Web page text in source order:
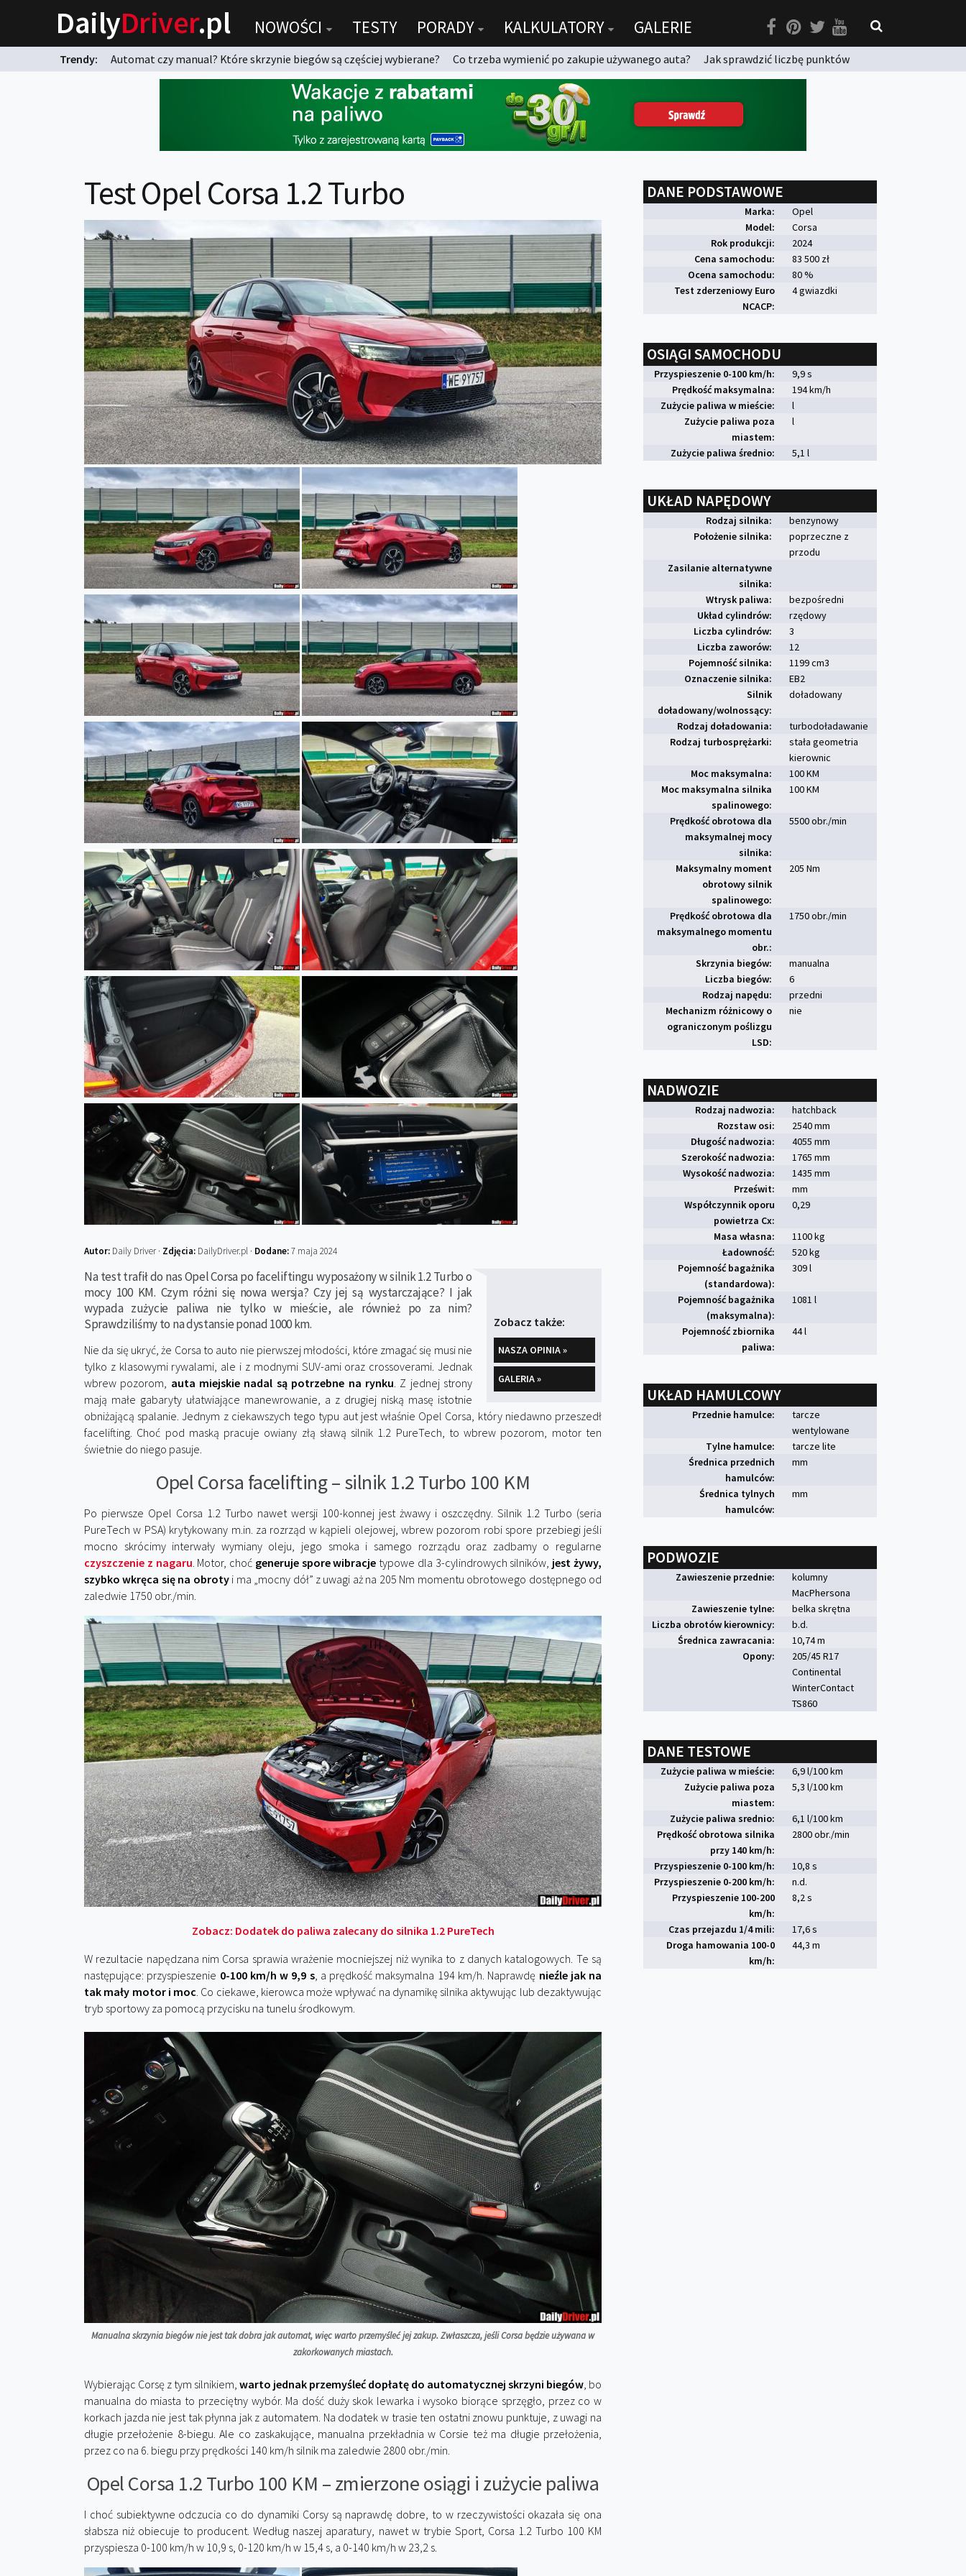
DailyDriver.pl NOWOŚCI TESTY PORADY KALKULATORY GALERIE
Trendy: Automat czy manual? Które skrzynie biegów są częściej wybierane? Co trzeba wymienić po zakupie używanego auta?
Jak sprawdzić liczbę punktów
Test Opel Corsa 1.2 Turbo
Autor: Daily Driver · Zdjęcia: DailyDriver.pl · Dodane:7 maja 2024
Zobacz także:
NASZA OPINIA »
GALERIA »
Na test trafił do nas Opel Corsa po faceliftingu wyposażony w silnik 1.2 Turbo o
mocy 100 KM. Czym różni się nowa wersja? Czy jej są wystarczające? I jak
wypada zużycie paliwa nie tylko w mieście, ale również po za nim?
Sprawdziliśmy to na dystansie ponad 1000 km.
Nie da się ukryć, że Corsa to auto nie pierwszej młodości, które zmagać się musi nie
tylko z klasowymi rywalami, ale i z modnymi SUV-ami oraz crossoverami. Jednak
wbrew pozorom, auta miejskie nadal są potrzebne na rynku. Z jednej strony
mają małe gabaryty ułatwiające manewrowanie, a z drugiej niską masę istotnie
obniżającą spalanie. Jednym z ciekawszych tego typu aut jest właśnie Opel Corsa, który niedawno przeszedł
facelifting. Choć pod maską pracuje owiany złą sławą silnik 1.2 PureTech, to wbrew pozorom, motor ten
świetnie do niego pasuje.
Opel Corsa facelifting – silnik 1.2 Turbo 100 KM
Po pierwsze Opel Corsa 1.2 Turbo nawet wersji 100-konnej jest żwawy i oszczędny. Silnik 1.2 Turbo (seria
PureTech w PSA) krytykowany m.in. za rozrząd w kąpieli olejowej, wbrew pozorom robi spore przebiegi jeśli
mocno skrócimy interwały wymiany oleju, jego smoka i samego rozrządu oraz zadbamy o regularne
czyszczenie z nagaru. Motor, choć generuje spore wibracje typowe dla 3-cylindrowych silników, jest żywy,
szybko wkręca się na obrotyi ma „mocny dół” z uwagi aż na 205 Nm momentu obrotowego dostępnego od
zaledwie 1750 obr./min.
Zobacz: Dodatek do paliwa zalecany do silnika 1.2 PureTech
W rezultacie napędzana nim Corsa sprawia wrażenie mocniejszej niż wynika to z danych katalogowych. Te są
następujące: przyspieszenie 0-100 km/h w 9,9 s, a prędkość maksymalna 194 km/h. Naprawdę nieźle jak na
tak mały motor i moc. Co ciekawe, kierowca może wpływać na dynamikę silnika aktywując lub dezaktywując
tryb sportowy za pomocą przycisku na tunelu środkowym.
Manualna skrzynia biegów nie jest tak dobra jak automat, więc warto przemyśleć jej zakup. Zwłaszcza, jeśli Corsa będzie używana w
zakorkowanych miastach.
Wybierając Corsę z tym silnikiem, warto jednak przemyśleć dopłatę do automatycznej skrzyni biegów, bo
manualna do miasta to przeciętny wybór. Ma dość duży skok lewarka i wysoko biorące sprzęgło, przez co w
korkach jazda nie jest tak płynna jak z automatem. Na dodatek w trasie ten ostatni znowu punktuje, z uwagi na
długie przełożenie 8-biegu. Ale co zaskakujące, manualna przekładnia w Corsie też ma długie przełożenia,
przez co na 6. biegu przy prędkości 140 km/h silnik ma zaledwie 2800 obr./min.
Opel Corsa 1.2 Turbo 100 KM – zmierzone osiągi i zużycie paliwa
I choć subiektywne odczucia co do dynamiki Corsy są naprawdę dobre, to w rzeczywistości okazała się ona
słabsza niż obiecuje to producent. Według naszej aparatury, nawet w trybie Sport, Corsa 1.2 Turbo 100 KM
przyspiesza 0-100 km/h w 10,9 s, 0-120 km/h w 15,4 s, a 0-140 km/h w 23,2 s.
DANE PODSTAWOWE
Marka:
Opel
Model:
Corsa
Rok produkcji:
2024
Cena samochodu:
83 500 zł
Ocena samochodu:
80 %
Test zderzeniowy Euro
NCACP:
4 gwiazdki
OSIĄGI SAMOCHODU
Przyspieszenie 0-100 km/h:
9,9 s
Prędkość maksymalna:
194 km/h
Zużycie paliwa w mieście:
l
Zużycie paliwa poza
miastem:
l
Zużycie paliwa średnio: 5,1 l
UKŁAD NAPĘDOWY
Rodzaj silnika:
benzynowy
Położenie silnika:
poprzeczne z
przodu
Zasilanie alternatywne
silnika:
Wtrysk paliwa:
bezpośredni
Układ cylindrów:
rzędowy
Liczba cylindrów:
3
Liczba zaworów:
12
Pojemność silnika:
1199 cm3
Oznaczenie silnika:
EB2
Silnik
doładowany/wolnossący:
doładowany
Rodzaj doładowania:
turbodoładawanie
Rodzaj turbosprężarki:
stała geometria
kierownic
Moc maksymalna:
100 KM
Moc maksymalna silnika
spalinowego:
100 KM
Prędkość obrotowa dla
maksymalnej mocy
silnika:
5500 obr./min
Maksymalny moment
obrotowy silnik
spalinowego:
205 Nm
Prędkość obrotowa dla
maksymalnego momentu
obr.:
1750 obr./min
Skrzynia biegów:
manualna
Liczba biegów:
6
Rodzaj napędu:
przedni
Mechanizm różnicowy o
ograniczonym poślizgu
LSD:
nie
NADWOZIE
Rodzaj nadwozia:
hatchback
Rozstaw osi:
2540 mm
Długość nadwozia:
4055 mm
Szerokość nadwozia:
1765 mm
Wysokość nadwozia:
1435 mm
Prześwit:
mm
Współczynnik oporu
powietrza Cx:
0,29
Masa własna:
1100 kg
Ładowność:
520 kg
Pojemność bagażnika
(standardowa):
309 l
Pojemność bagażnika
(maksymalna):
1081 l
Pojemność zbiornika
paliwa:
44 l
UKŁAD HAMULCOWY
Przednie hamulce:
tarcze
wentylowane
Tylne hamulce:
tarcze lite
Średnica przednich
hamulców:
mm
Średnica tylnych
hamulców:
mm
PODWOZIE
Zawieszenie przednie:
kolumny
MacPhersona
Zawieszenie tylne:
belka skrętna
Liczba obrotów kierownicy:
b.d.
Średnica zawracania:
10,74 m
Opony:
205/45 R17
Continental
WinterContact
TS860
DANE TESTOWE
Zużycie paliwa w mieście:
6,9 l/100 km
Zużycie paliwa poza
miastem:
5,3 l/100 km
Zużycie paliwa srednio:
6,1 l/100 km
Prędkość obrotowa silnika
przy 140 km/h:
2800 obr./min
Przyspieszenie 0-100 km/h:
10,8 s
Przyspieszenie 0-200 km/h:
n.d.
Przyspieszenie 100-200
km/h:
8,2 s
Czas przejazdu 1/4 mili:
17,6 s
Droga hamowania 100-0
km/h:
44,3 m